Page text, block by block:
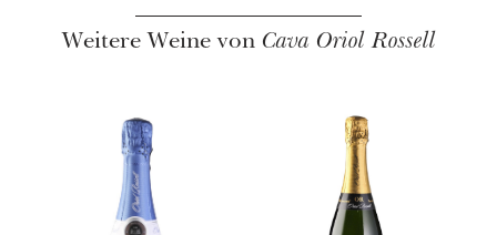
Weitere Weine von Cava Oriol Rossell